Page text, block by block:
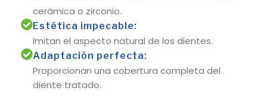
cerámica o zirconio.
Estética impecable:
Imitan el aspecto natural de los dientes.
Adaptación perfecta:
Proporcionan una cobertura completa del
diente tratado.